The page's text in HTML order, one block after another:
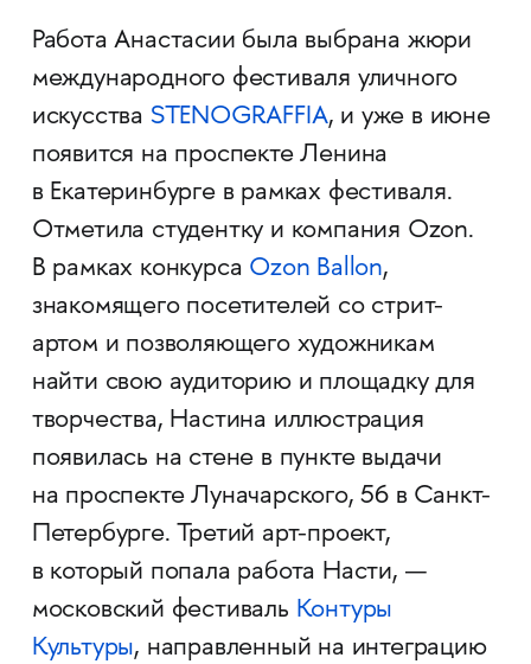
Работа Анастасии была выбрана жюри
международного фестиваля уличного
искусства STENOGRAFFIA, и уже в июне
появится на проспекте Ленина
в Екатеринбурге в рамках фестиваля.
Отметила студентку и компания Ozon.
В рамках конкурса Ozon Ballon,
знакомящего посетителей со стрит-
артом и позволяющего художникам
найти свою аудиторию и площадку для
творчества, Настина иллюстрация
появилась на стене в пункте выдачи
на проспекте Луначарского, 56 в Санкт-
Петербурге. Третий арт-проект,
в который попала работа Насти, —
московский фестиваль Контуры
Культуры, направленный на интеграцию